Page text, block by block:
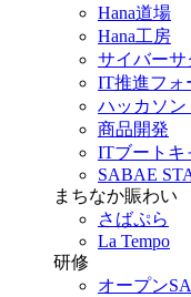
Hana道場
Hana工房
サイバーサ
IT推進フォ
ハッカソン
商品開発
ITブートキ
SABAE
まちなか賑わい
さばぷら
La Tempo
研修
オープン